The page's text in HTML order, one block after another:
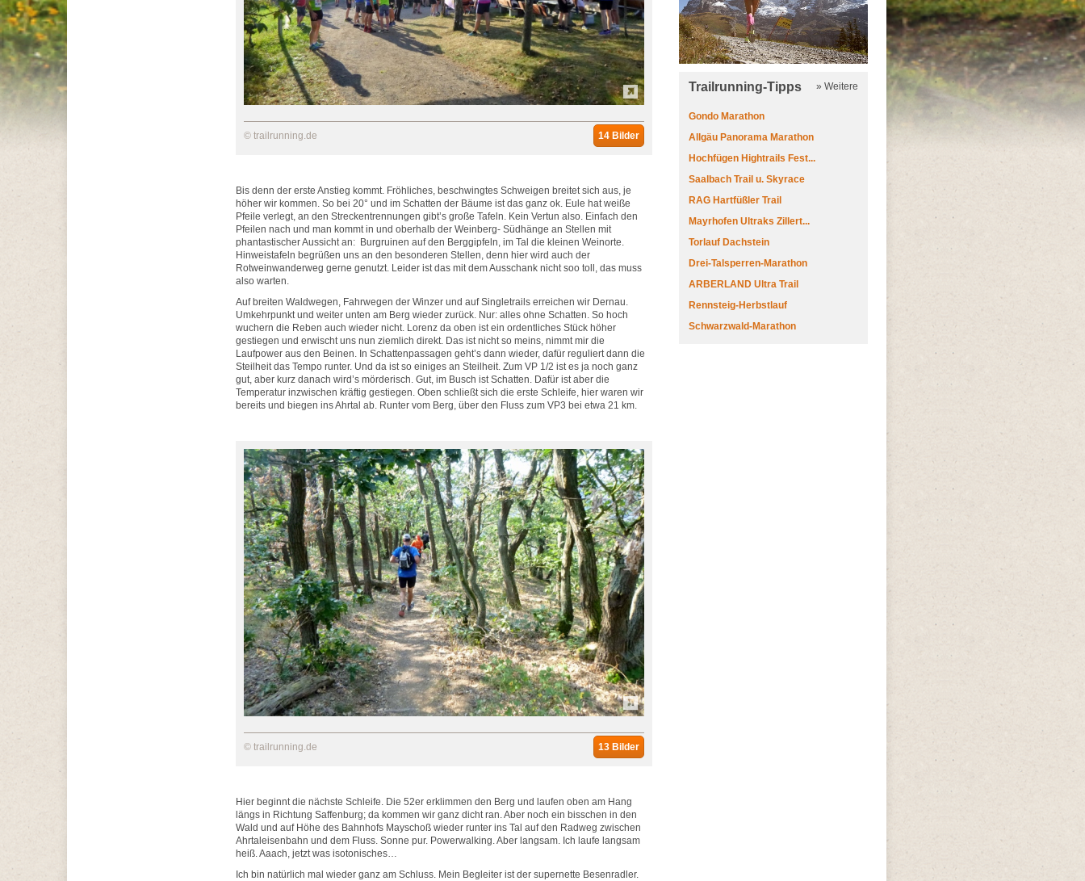
© trailrunning.de 14 Bilder
Bis denn der erste Anstieg kommt. Fröhliches, beschwingtes Schweigen breitet sich aus, je
höher wir kommen. So bei 20° und im Schatten der Bäume ist das ganz ok. Eule hat weiße
Pfeile verlegt, an den Streckentrennungen gibt’s große Tafeln. Kein Vertun also. Einfach den
Pfeilen nach und man kommt in und oberhalb der Weinberg- Südhänge an Stellen mit
phantastischer Aussicht an: Burgruinen auf den Berggipfeln, im Tal die kleinen Weinorte.
Hinweistafeln begrüßen uns an den besonderen Stellen, denn hier wird auch der
Rotweinwanderweg gerne genutzt. Leider ist das mit dem Ausschank nicht soo toll, das muss
also warten.
Auf breiten Waldwegen, Fahrwegen der Winzer und auf Singletrails erreichen wir Dernau.
Umkehrpunkt und weiter unten am Berg wieder zurück. Nur: alles ohne Schatten. So hoch
wuchern die Reben auch wieder nicht. Lorenz da oben ist ein ordentliches Stück höher
gestiegen und erwischt uns nun ziemlich direkt. Das ist nicht so meins, nimmt mir die
Laufpower aus den Beinen. In Schattenpassagen geht’s dann wieder, dafür reguliert dann die
Steilheit das Tempo runter. Und da ist so einiges an Steilheit. Zum VP 1/2 ist es ja noch ganz
gut, aber kurz danach wird’s mörderisch. Gut, im Busch ist Schatten. Dafür ist aber die
Temperatur inzwischen kräftig gestiegen. Oben schließt sich die erste Schleife, hier waren wir
bereits und biegen ins Ahrtal ab. Runter vom Berg, über den Fluss zum VP3 bei etwa 21 km.
© trailrunning.de 13 Bilder
Hier beginnt die nächste Schleife. Die 52er erklimmen den Berg und laufen oben am Hang
längs in Richtung Saffenburg; da kommen wir ganz dicht ran. Aber noch ein bisschen in den
Wald und auf Höhe des Bahnhofs Mayschoß wieder runter ins Tal auf den Radweg zwischen
Ahrtaleisenbahn und dem Fluss. Sonne pur. Powerwalking. Aber langsam. Ich laufe langsam
heiß. Aaach, jetzt was isotonisches…
Ich bin natürlich mal wieder ganz am Schluss. Mein Begleiter ist der supernette Besenradler.
Trailrunning-Tipps » Weitere
Gondo Marathon
Allgäu Panorama Marathon
Hochfügen Hightrails Fest...
Saalbach Trail u. Skyrace
RAG Hartfüßler Trail
Mayrhofen Ultraks Zillert...
Torlauf Dachstein
Drei-Talsperren-Marathon
ARBERLAND Ultra Trail
Rennsteig-Herbstlauf
Schwarzwald-Marathon